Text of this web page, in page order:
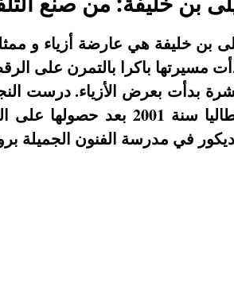
في مدرسة الفنون الجميلة